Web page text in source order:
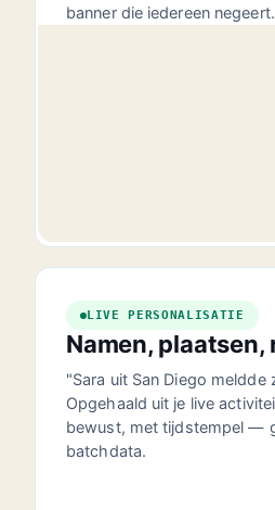
banner die iedereen negeert.
LIVE PERSONALISATIE
Namen, plaatsen,
"Sara uit San Diego meldde
Opgehaald uit je live
bewust, met tijdstempel —
batchdata.